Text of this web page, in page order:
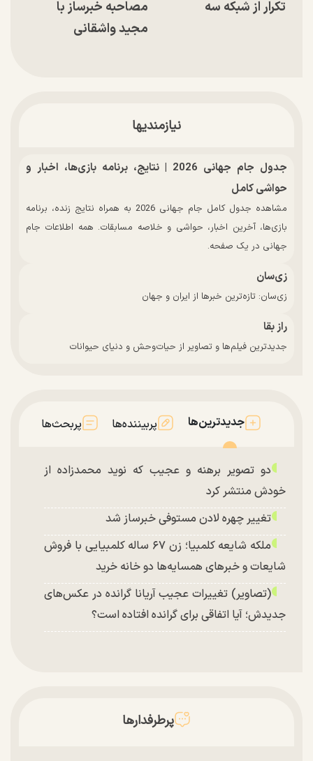
تکرار از شبکه سه
مصاحبه خبرساز با
مجید واشقانی
نیازمندیها
جدول جام جهانی 2026 | نتایج، برنامه بازی‌ها، اخبار و
حواشی کامل
مشاهده جدول کامل جام جهانی 2026 به همراه نتایج زنده، برنامه
بازی‌ها، آخرین اخبار، حواشی و خلاصه مسابقات. همه اطلاعات جام
جهانی در یک صفحه.
زی‌سان
زی‌سان: تازه‌ترین خبرها از ایران و جهان
راز بقا
جدیدترین فیلم‌ها و تصاویر از حیات‌وحش و دنیای حیوانات
جدیدترین‌ها پربیننده‌ها پربحث‌ها
دو تصویر برهنه و عجیب که نوید محمدزاده از
خودش منتشر کرد
تغییر چهره لادن مستوفی خبرساز شد
ملکه شایعه کلمبیا؛ زن ۶۷ ساله کلمبیایی با فروش
شایعات و خبر‌های همسایه‌ها دو خانه خرید
(تصاویر) تغییرات عجیب آریانا گرانده در عکس‌های
جدیدش؛ آیا اتفاقی برای گرانده افتاده است؟
پرطرفدارها